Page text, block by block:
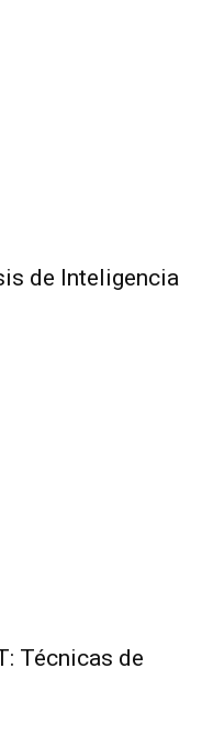
de Inteligencia
Técnicas de